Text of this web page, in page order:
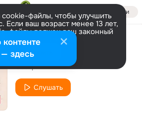
Войти
файлы, чтобы улучшить
Если ваш возраст менее 13 лет,
файлы должен ваш законный
Больше информации
Настроить
Жена
Сестрички
Слушать
здесь